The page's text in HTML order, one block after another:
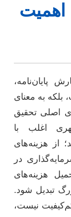
اهمیت
پایان‌نامه،
بلکه به معنای
اصلی تحقیق
اغلب با
از هزینه‌های
در
هزینه‌های
تبدیل شود.
کم‌کیفیت نیست،